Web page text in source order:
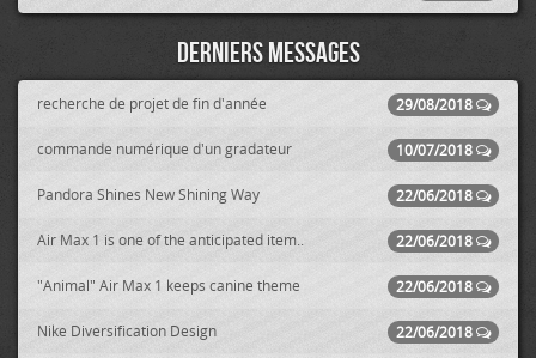
Derniers messages
29/08/2018
recherche de projet de fin d'année
10/07/2018
commande numérique d'un gradateur
22/06/2018
Pandora Shines New Shining Way
22/06/2018
Air Max 1 is one of the anticipated item..
22/06/2018
"Animal" Air Max 1 keeps canine theme
22/06/2018
Nike Diversification Design